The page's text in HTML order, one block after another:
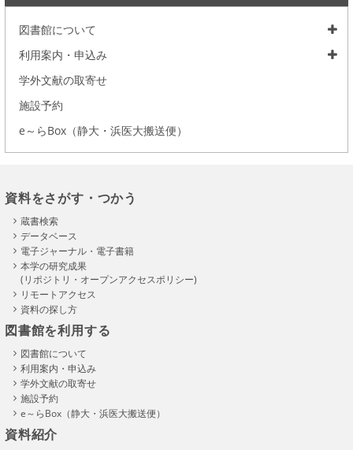
図書館について
利用案内・申込み
学外文献の取寄せ
施設予約
e～らBox（静大・浜医大搬送便）
資料をさがす・つかう
蔵書検索
データベース
電子ジャーナル・電子書籍
本学の研究成果
(リポジトリ・オープンアクセスポリシー)
リモートアクセス
資料の探し方
図書館を利用する
図書館について
利用案内・申込み
学外文献の取寄せ
施設予約
e～らBox（静大・浜医大搬送便）
資料紹介